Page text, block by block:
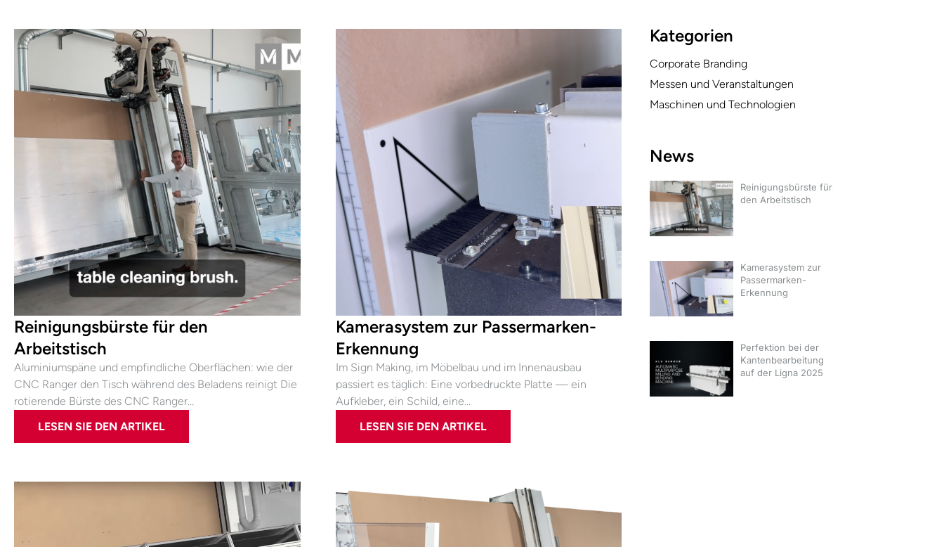
Reinigungsbürste für den
Arbeitstisch
Aluminiumspäne und empfindliche Oberflächen: wie der
CNC Ranger den Tisch während des Beladens reinigt Die
rotierende Bürste des CNC Ranger…
LESEN SIE DEN ARTIKEL
Kamerasystem zur Passermarken-
Erkennung
Im Sign Making, im Möbelbau und im Innenausbau
passiert es täglich: Eine vorbedruckte Platte — ein
Aufkleber, ein Schild, eine…
LESEN SIE DEN ARTIKEL
Kategorien
Corporate Branding
Messen und Veranstaltungen
Maschinen und Technologien
News
Reinigungsbürste für
den Arbeitstisch
Kamerasystem zur
Passermarken-
Erkennung
Perfektion bei der
Kantenbearbeitung
auf der Ligna 2025